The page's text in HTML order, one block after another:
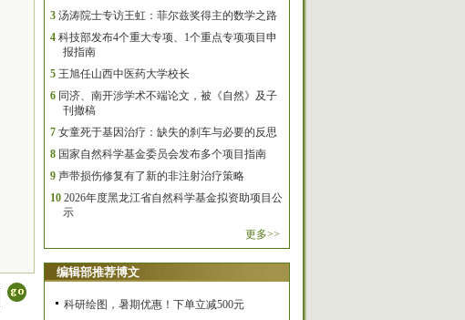
3 汤涛院士专访王虹：菲尔兹奖得主的数学之路
4 科技部发布4个重大专项、1个重点专项项目申
报指南
5 王旭任山西中医药大学校长
6 同济、南开涉学术不端论文，被《自然》及子
刊撤稿
7 女童死于基因治疗：缺失的刹车与必要的反思
8 国家自然科学基金委员会发布多个项目指南
9 声带损伤修复有了新的非注射治疗策略
10 2026年度黑龙江省自然科学基金拟资助项目公
示
更多>>
编辑部推荐博文
科研绘图，暑期优惠！下单立减500元